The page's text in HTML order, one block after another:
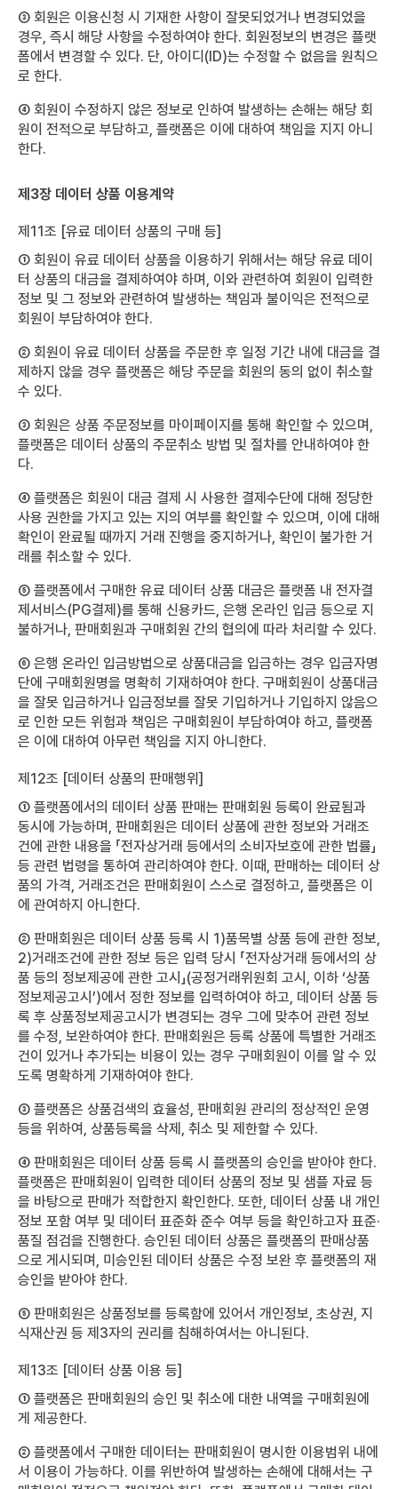
③ 회원은 이용신청 시 기재한 사항이 잘못되었거나 변경되었을
경우, 즉시 해당 사항을 수정하여야 한다. 회원정보의 변경은 플랫
폼에서 변경할 수 있다. 단, 아이디(ID)는 수정할 수 없음을 원칙으
로 한다.
④ 회원이 수정하지 않은 정보로 인하여 발생하는 손해는 해당 회
원이 전적으로 부담하고, 플랫폼은 이에 대하여 책임을 지지 아니
한다.
제3장 데이터 상품 이용계약
제11조 [유료 데이터 상품의 구매 등]
① 회원이 유료 데이터 상품을 이용하기 위해서는 해당 유료 데이
터 상품의 대금을 결제하여야 하며, 이와 관련하여 회원이 입력한
정보 및 그 정보와 관련하여 발생하는 책임과 불이익은 전적으로
회원이 부담하여야 한다.
② 회원이 유료 데이터 상품을 주문한 후 일정 기간 내에 대금을 결
제하지 않을 경우 플랫폼은 해당 주문을 회원의 동의 없이 취소할
수 있다.
③ 회원은 상품 주문정보를 마이페이지를 통해 확인할 수 있으며,
플랫폼은 데이터 상품의 주문취소 방법 및 절차를 안내하여야 한
다.
④ 플랫폼은 회원이 대금 결제 시 사용한 결제수단에 대해 정당한
사용 권한을 가지고 있는 지의 여부를 확인할 수 있으며, 이에 대해
확인이 완료될 때까지 거래 진행을 중지하거나, 확인이 불가한 거
래를 취소할 수 있다.
⑤ 플랫폼에서 구매한 유료 데이터 상품 대금은 플랫폼 내 전자결
제서비스(PG결제)를 통해 신용카드, 은행 온라인 입금 등으로 지
불하거나, 판매회원과 구매회원 간의 협의에 따라 처리할 수 있다.
⑥ 은행 온라인 입금방법으로 상품대금을 입금하는 경우 입금자명
단에 구매회원명을 명확히 기재하여야 한다. 구매회원이 상품대금
을 잘못 입금하거나 입금정보를 잘못 기입하거나 기입하지 않음으
로 인한 모든 위험과 책임은 구매회원이 부담하여야 하고, 플랫폼
은 이에 대하여 아무런 책임을 지지 아니한다.
제12조 [데이터 상품의 판매행위]
① 플랫폼에서의 데이터 상품 판매는 판매회원 등록이 완료됨과
동시에 가능하며, 판매회원은 데이터 상품에 관한 정보와 거래조
건에 관한 내용을 「전자상거래 등에서의 소비자보호에 관한 법률」
등 관련 법령을 통하여 관리하여야 한다. 이때, 판매하는 데이터 상
품의 가격, 거래조건은 판매회원이 스스로 결정하고, 플랫폼은 이
에 관여하지 아니한다.
② 판매회원은 데이터 상품 등록 시 1)품목별 상품 등에 관한 정보,
2)거래조건에 관한 정보 등은 입력 당시 「전자상거래 등에서의 상
품 등의 정보제공에 관한 고시」(공정거래위원회 고시, 이하 ‘상품
정보제공고시’)에서 정한 정보를 입력하여야 하고, 데이터 상품 등
록 후 상품정보제공고시가 변경되는 경우 그에 맞추어 관련 정보
를 수정, 보완하여야 한다. 판매회원은 등록 상품에 특별한 거래조
건이 있거나 추가되는 비용이 있는 경우 구매회원이 이를 알 수 있
도록 명확하게 기재하여야 한다.
③ 플랫폼은 상품검색의 효율성, 판매회원 관리의 정상적인 운영
등을 위하여, 상품등록을 삭제, 취소 및 제한할 수 있다.
④ 판매회원은 데이터 상품 등록 시 플랫폼의 승인을 받아야 한다.
플랫폼은 판매회원이 입력한 데이터 상품의 정보 및 샘플 자료 등
을 바탕으로 판매가 적합한지 확인한다. 또한, 데이터 상품 내 개인
정보 포함 여부 및 데이터 표준화 준수 여부 등을 확인하고자 표준·
품질 점검을 진행한다. 승인된 데이터 상품은 플랫폼의 판매상품
으로 게시되며, 미승인된 데이터 상품은 수정 보완 후 플랫폼의 재
승인을 받아야 한다.
⑤ 판매회원은 상품정보를 등록함에 있어서 개인정보, 초상권, 지
식재산권 등 제3자의 권리를 침해하여서는 아니된다.
제13조 [데이터 상품 이용 등]
① 플랫폼은 판매회원의 승인 및 취소에 대한 내역을 구매회원에
게 제공한다.
② 플랫폼에서 구매한 데이터는 판매회원이 명시한 이용범위 내에
서 이용이 가능하다. 이를 위반하여 발생하는 손해에 대해서는 구